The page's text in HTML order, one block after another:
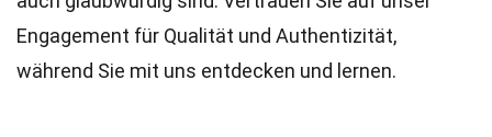
Engagement für Qualität und Authentizität,
während Sie mit uns entdecken und lernen.